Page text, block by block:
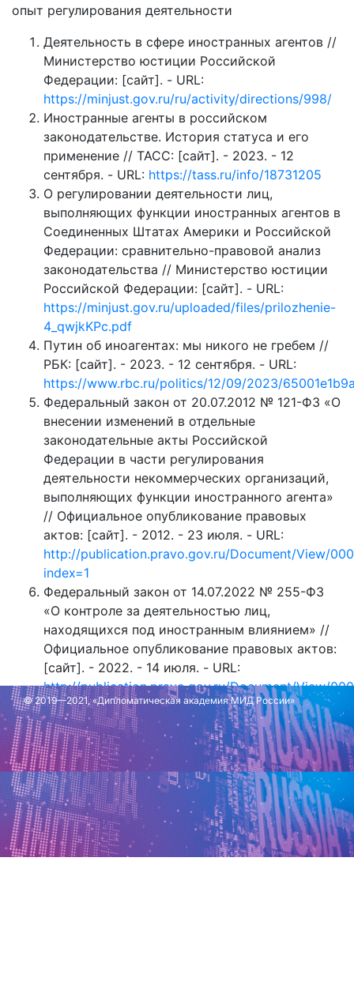
опыт регулирования деятельности
Деятельность в сфере иностранных агентов //
Министерство юстиции Российской
Федерации: [сайт]. - URL:
https://minjust.gov.ru/ru/activity/directions/998/
Иностранные агенты в российском
законодательстве. История статуса и его
применение // ТАСС: [сайт]. - 2023. - 12
сентября. - URL: https://tass.ru/info/18731205
О регулировании деятельности лиц,
выполняющих функции иностранных агентов в
Соединенных Штатах Америки и Российской
Федерации: сравнительно-правовой анализ
законодательства // Министерство юстиции
Российской Федерации: [сайт]. - URL:
https://minjust.gov.ru/uploaded/files/prilozhenie-
4_qwjkKPc.pdf
Путин об иноагентах: мы никого не гребем //
РБК: [сайт]. - 2023. - 12 сентября. - URL:
https://www.rbc.ru/politics/12/09/2023/
Федеральный закон от 20.07.2012 № 121-ФЗ «О
внесении изменений в отдельные
законодательные акты Российской
Федерации в части регулирования
деятельности некоммерческих организаций,
выполняющих функции иностранного агента»
// Официальное опубликование правовых
актов: [сайт]. - 2012. - 23 июля. - URL:
http://publication.pravo.gov.ru/Document/View/
index=1
Федеральный закон от 14.07.2022 № 255-ФЗ
«О контроле за деятельностью лиц,
находящихся под иностранным влиянием» //
Официальное опубликование правовых актов:
[сайт]. - 2022. - 14 июля. - URL:
http://publication.pravo.gov.ru/Document/View/
index=1
Обновлено: 13 мая 2024 г.
© 2019—2021, «Дипломатическая академия МИД России»